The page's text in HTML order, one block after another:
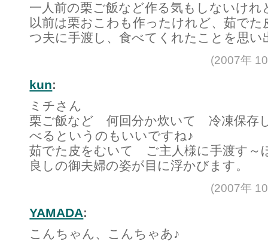
一人前の栗ご飯など作る気もしないけれ
以前は栗おこわも作ったけれど、茹で
つ夫に手渡し、食べてくれたことを思い
(2007年
kun:
ミチさん
栗ご飯など 何回分か炊いて 冷凍保存
べるというのもいいですね♪
茹でた皮をむいて ご主人様に手渡す～
良しの御夫婦の姿が目に浮かびます。
(2007年
YAMADA:
こんちゃん、こんちゃあ♪